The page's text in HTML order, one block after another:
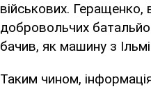
військових.
добровольчих
бачив, як машину з
Таким чином,